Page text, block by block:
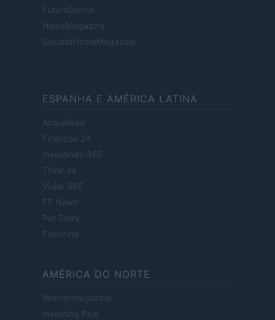
FuturoDonna
HomeMagazine
SecondHomeMagazine
ESPANHA E AMÉRICA LATINA
Actualidad
Finanzas 24
Investindo 365
Think.es
Viajar 365
ES Newz
Pet Story
Encocina
AMÉRICA DO NORTE
Womanmagazine
Investing Plus